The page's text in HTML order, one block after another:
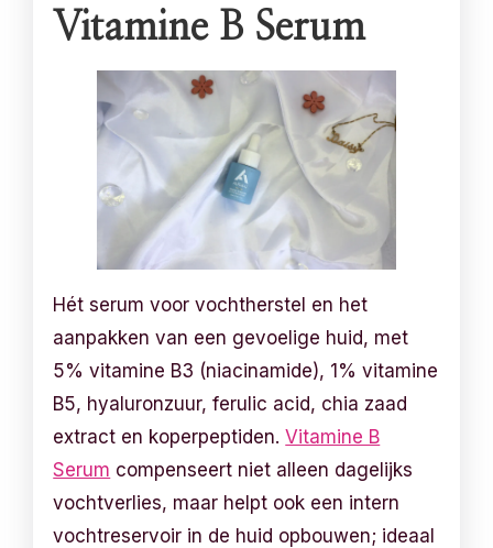
Vitamine B Serum
Hét serum voor vochtherstel en het
aanpakken van een gevoelige huid, met
5% vitamine B3 (niacinamide), 1% vitamine
B5, hyaluronzuur, ferulic acid, chia zaad
extract en koperpeptiden.Vitamine B
Serum compenseert niet alleen dagelijks
vochtverlies, maar helpt ook een intern
vochtreservoir in de huid opbouwen; ideaal